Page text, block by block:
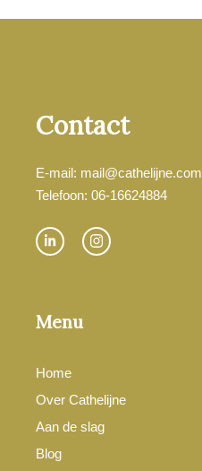
Contact
E-mail: mail@cathelijne.com
Telefoon: 06-16624884
Menu
Home
Over Cathelijne
Aan de slag
Blog